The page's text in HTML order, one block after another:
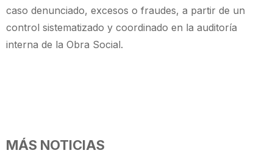
caso denunciado, excesos o fraudes, a partir de un
control sistematizado y coordinado en la auditoría
interna de la Obra Social.
MÁS NOTICIAS